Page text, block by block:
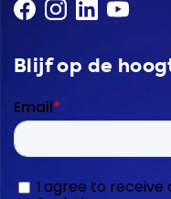
Blijf op de